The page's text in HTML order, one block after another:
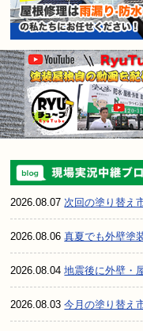
2026.08.07次回の塗り替え
2026.08.06真夏でも外壁塗
2026.08.04地震後に外壁・
2026.08.03今月の塗り替え